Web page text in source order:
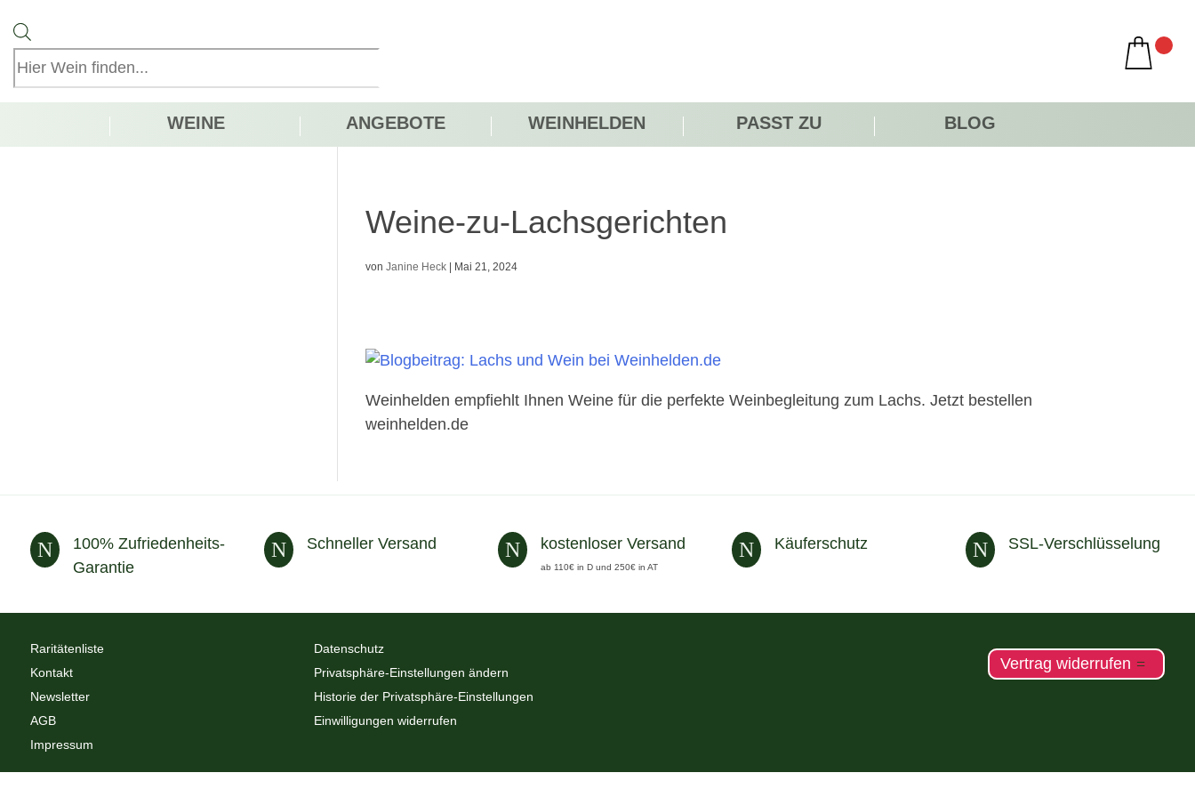
search
WEINE ANGEBOTE WEINHELDEN PASST ZU BLOG
Weine-zu-Lachsgerichten
vonJanine Heck Mai 21, 2024
Weinhelden empfiehlt Ihnen Weine für die perfekte Weinbegleitung zum Lachs. Jetzt bestellen
weinhelden.de
N
100% Zufriedenheits-
Garantie
N Schneller Versand N kostenloser Versand
ab 110€ in D und 250€ in AT
N Käuferschutz N SSL-Verschlüsselung
Raritätenliste
Kontakt
Newsletter
AGB
Impressum
Datenschutz
Privatsphäre-Einstellungen ändern
Historie der Privatsphäre-Einstellungen
Einwilligungen widerrufen
Vertrag widerrufen